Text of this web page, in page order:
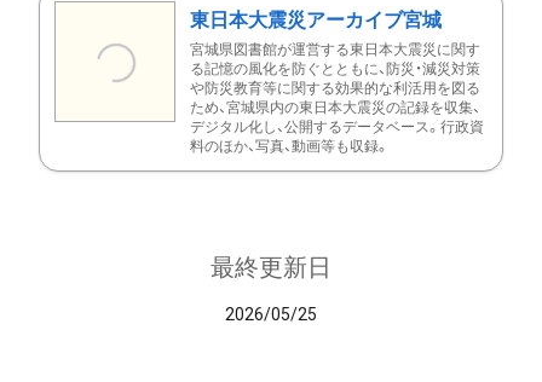
東日本大震災アーカイブ宮城
宮城県図書館が運営する東日本大震災に関す
る記憶の風化を防ぐとともに、防災・減災対策
や防災教育等に関する効果的な利活用を図る
ため、宮城県内の東日本大震災の記録を収集、
デジタル化し、公開するデータベース。行政資
料のほか、写真、動画等も収録。
最終更新日
2026/05/25